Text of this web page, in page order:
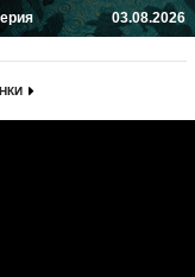
03.08.2026